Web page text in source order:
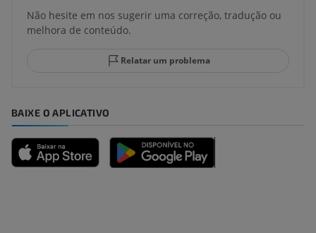
Não hesite em nos sugerir uma correção, tradução ou
melhora de conteúdo.
Relatar um problema
BAIXE O APLICATIVO